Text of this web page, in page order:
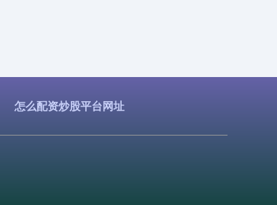
怎么配资炒股平台网址